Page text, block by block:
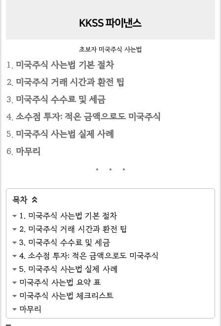
초보자 미국주식 사는법
미국주식 사는법 기본 절차
미국주식 거래 시간과 환전 팁
미국주식 수수료 및 세금
소수점 투자: 적은 금액으로도 미국주식
미국주식 사는법 실제 사례
마무리
목차 
1. 미국주식 사는법 기본 절차
2. 미국주식 거래 시간과 환전 팁
3. 미국주식 수수료 및 세금
4. 소수점 투자: 적은 금액으로도 미국주식
5. 미국주식 사는법 실제 사례
미국주식 사는법 요약 표
미국주식 사는법 체크리스트
마무리